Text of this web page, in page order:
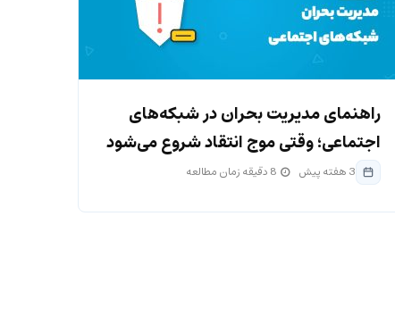
راهنمای مدیریت بحران در شبکه‌های
اجتماعی؛ وقتی موج انتقاد شروع می‌شود
3 هفته پیش 8 دقیقه زمان مطالعه